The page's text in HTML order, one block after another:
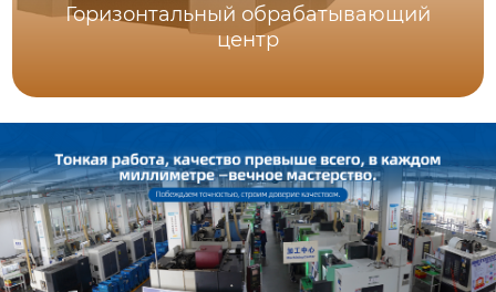
Горизонтальный обрабатывающий
центр